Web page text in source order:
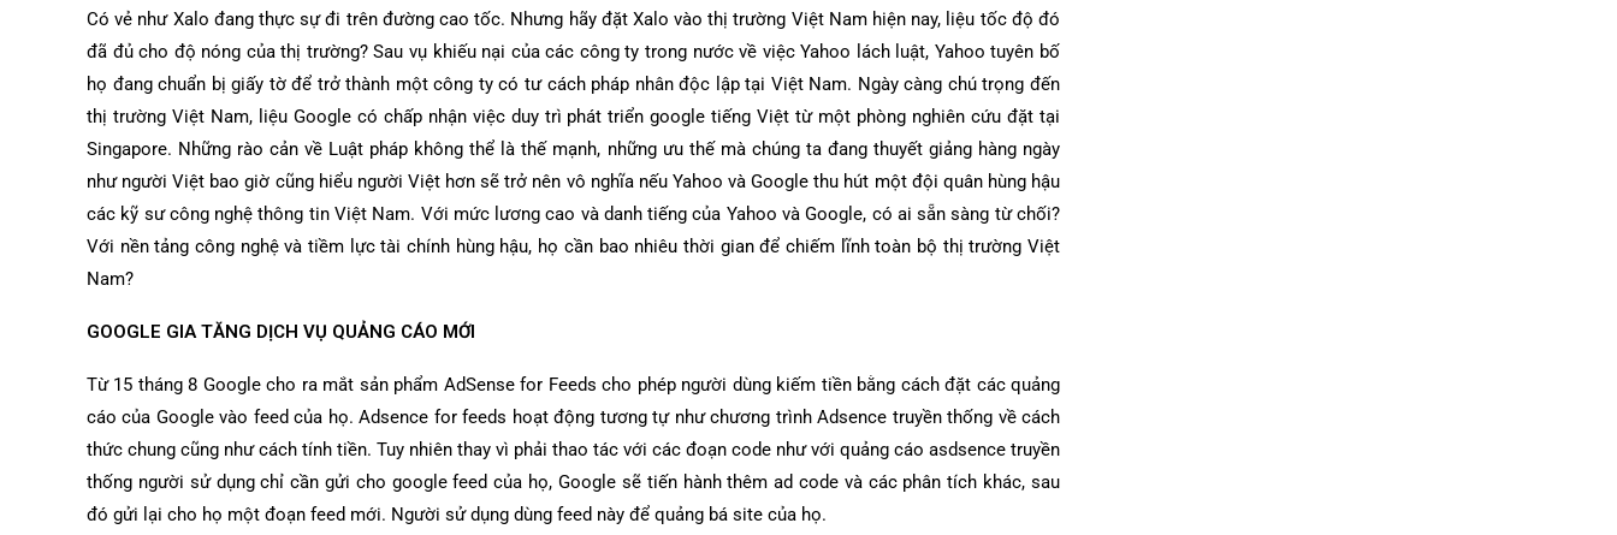
Có vẻ như Xalo đang thực sự đi trên đường cao tốc. Nhưng hãy đặt Xalo vào thị trường Việt Nam hiện nay, liệu tốc độ đó
đã đủ cho độ nóng của thị trường? Sau vụ khiếu nại của các công ty trong nước về việc Yahoo lách luật, Yahoo tuyên bố
họ đang chuẩn bị giấy tờ để trở thành một công ty có tư cách pháp nhân độc lập tại Việt Nam. Ngày càng chú trọng đến
thị trường Việt Nam, liệu Google có chấp nhận việc duy trì phát triển google tiếng Việt từ một phòng nghiên cứu đặt tại
Singapore. Những rào cản về Luật pháp không thể là thế mạnh, những ưu thế mà chúng ta đang thuyết giảng hàng ngày
như người Việt bao giờ cũng hiểu người Việt hơn sẽ trở nên vô nghĩa nếu Yahoo và Google thu hút một đội quân hùng hậu
các kỹ sư công nghệ thông tin Việt Nam. Với mức lương cao và danh tiếng của Yahoo và Google, có ai sẵn sàng từ chối?
Với nền tảng công nghệ và tiềm lực tài chính hùng hậu, họ cần bao nhiêu thời gian để chiếm lĩnh toàn bộ thị trường Việt
Nam?
GOOGLE GIA TĂNG DỊCH VỤ QUẢNG CÁO MỚI
Từ 15 tháng 8 Google cho ra mắt sản phẩm AdSense for Feeds cho phép người dùng kiếm tiền bằng cách đặt các quảng
cáo của Google vào feed của họ. Adsence for feeds hoạt động tương tự như chương trình Adsence truyền thống về cách
thức chung cũng như cách tính tiền. Tuy nhiên thay vì phải thao tác với các đoạn code như với quảng cáo asdsence truyền
thống người sử dụng chỉ cần gửi cho google feed của họ, Google sẽ tiến hành thêm ad code và các phân tích khác, sau
đó gửi lại cho họ một đoạn feed mới. Người sử dụng dùng feed này để quảng bá site của họ.